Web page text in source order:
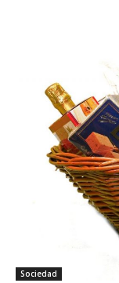
Sociedad